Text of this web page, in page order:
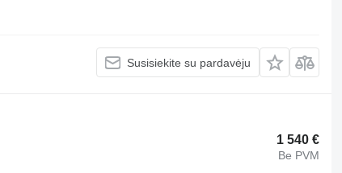
Susisiekite su pardavėju
1 540 €
Be PVM